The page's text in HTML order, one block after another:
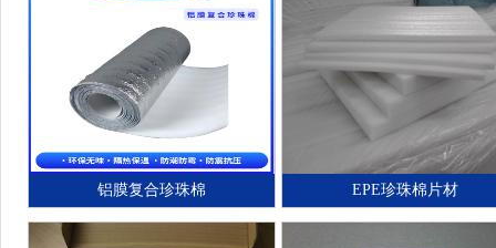
铝膜复合珍珠棉 EPE珍珠棉片材